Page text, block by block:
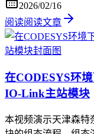
2026/02/16
阅读阅读文章
在CODESYS环
IO-Link主站模块
本视频演示天津森特